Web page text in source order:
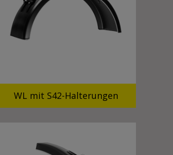
WL mit S42-Halterungen